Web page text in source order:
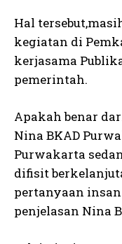
Hal
kegiatan di
kerjasama
pemerintah.
Apakah benar
Nina BKAD
Purwakarta
difisit
pertanyaan
penjelasan Nina